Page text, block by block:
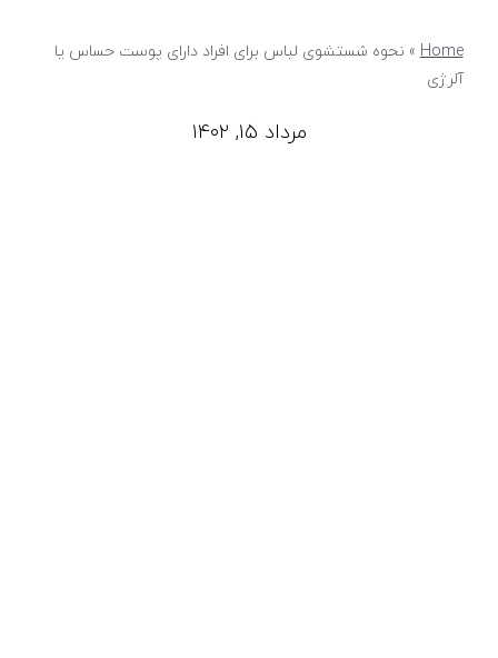
Home
» نحوه شستشوی لباس برای افراد دارای پوست حساس یا
آلرژی
مرداد ۱۵, ۱۴۰۲